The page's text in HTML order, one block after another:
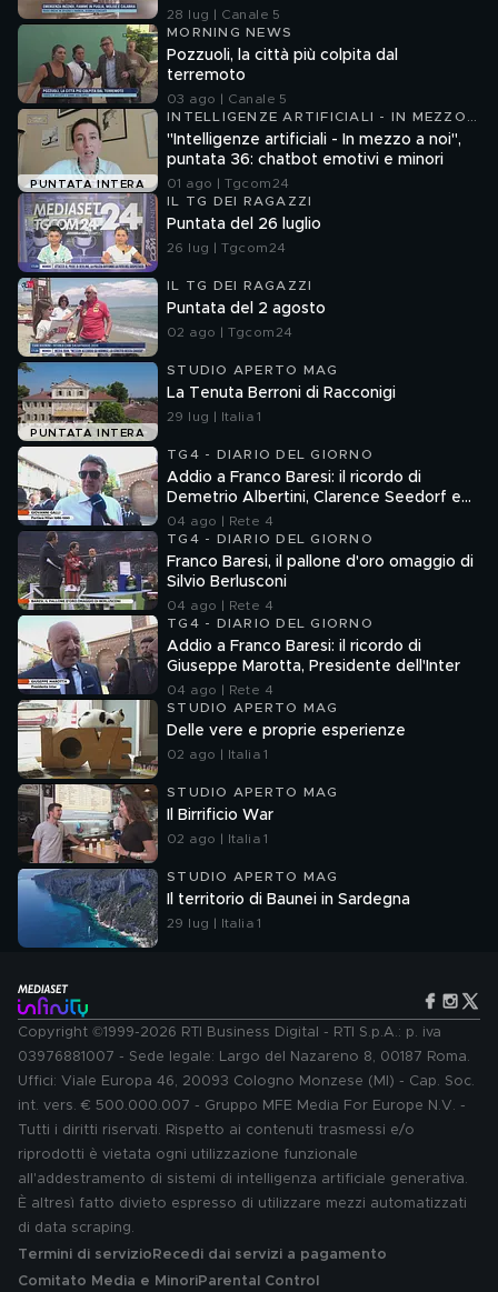
28 lug | Canale 5
MORNING NEWS
Pozzuoli, la città più colpita dal
terremoto
03 ago | Canale 5
PUNTATA INTERA
INTELLIGENZE ARTIFICIALI - IN MEZZO
A NOI
"Intelligenze artificiali - In mezzo a noi",
puntata 36: chatbot emotivi e minori
01 ago | Tgcom24
IL TG DEI RAGAZZI
Puntata del 26 luglio
26 lug | Tgcom24
IL TG DEI RAGAZZI
Puntata del 2 agosto
02 ago | Tgcom24
PUNTATA INTERA
STUDIO APERTO MAG
La Tenuta Berroni di Racconigi
29 lug | Italia 1
TG4 - DIARIO DEL GIORNO
Addio a Franco Baresi: il ricordo di
Demetrio Albertini, Clarence Seedorf e
Giovanni Galli
04 ago | Rete 4
TG4 - DIARIO DEL GIORNO
Franco Baresi, il pallone d'oro omaggio di
Silvio Berlusconi
04 ago | Rete 4
TG4 - DIARIO DEL GIORNO
Addio a Franco Baresi: il ricordo di
Giuseppe Marotta, Presidente dell'Inter
04 ago | Rete 4
STUDIO APERTO MAG
Delle vere e proprie esperienze
02 ago | Italia 1
STUDIO APERTO MAG
Il Birrificio War
02 ago | Italia 1
STUDIO APERTO MAG
Il territorio di Baunei in Sardegna
29 lug | Italia 1
Copyright ©1999-2026 RTI Business Digital - RTI S.p.A.: p. iva
03976881007 - Sede legale: Largo del Nazareno 8, 00187 Roma.
Uffici: Viale Europa 46, 20093 Cologno Monzese (MI) - Cap. Soc.
int. vers. € 500.000.007 - Gruppo MFE Media For Europe N.V. -
Tutti i diritti riservati. Rispetto ai contenuti trasmessi e/o
riprodotti è vietata ogni utilizzazione funzionale
all'addestramento di sistemi di intelligenza artificiale generativa.
È altresì fatto divieto espresso di utilizzare mezzi automatizzati
di data scraping.
Termini di servizio Recedi dai servizi a pagamento
Comitato Media e MinoriParental Control